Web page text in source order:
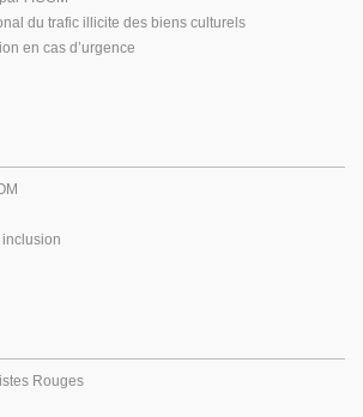
du trafic illicite des biens culturels
en cas d’urgence
Rouges